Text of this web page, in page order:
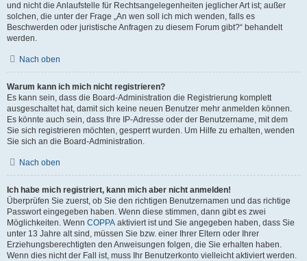
und nicht die Anlaufstelle für Rechtsangelegenheiten jeglicher Art ist; außer
solchen, die unter der Frage „An wen soll ich mich wenden, falls es
Beschwerden oder juristische Anfragen zu diesem Forum gibt?“ behandelt
werden.
Nach oben
Warum kann ich mich nicht registrieren?
Es kann sein, dass die Board-Administration die Registrierung komplett
ausgeschaltet hat, damit sich keine neuen Benutzer mehr anmelden können.
Es könnte auch sein, dass Ihre IP-Adresse oder der Benutzername, mit dem
Sie sich registrieren möchten, gesperrt wurden. Um Hilfe zu erhalten, wenden
Sie sich an die Board-Administration.
Nach oben
Ich habe mich registriert, kann mich aber nicht anmelden!
Überprüfen Sie zuerst, ob Sie den richtigen Benutzernamen und das richtige
Passwort eingegeben haben. Wenn diese stimmen, dann gibt es zwei
Möglichkeiten. Wenn COPPA aktiviert ist und Sie angegeben haben, dass Sie
unter 13 Jahre alt sind, müssen Sie bzw. einer Ihrer Eltern oder Ihrer
Erziehungsberechtigten den Anweisungen folgen, die Sie erhalten haben.
Wenn dies nicht der Fall ist, muss Ihr Benutzerkonto vielleicht aktiviert werden.